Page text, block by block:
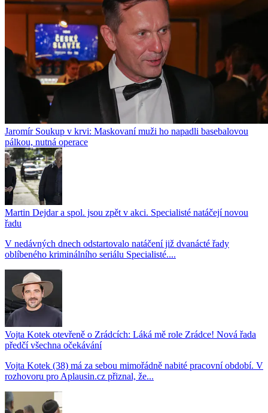
Jaromír Soukup v krvi: Maskovaní muži ho napadli basebalovou
pálkou, nutná operace
Martin Dejdar a spol. jsou zpět v akci. Specialisté natáčejí novou
řadu
V nedávných dnech odstartovalo natáčení již dvanácté řady
oblíbeného kriminálního seriálu Specialisté....
Vojta Kotek otevřeně o Zrádcích: Láká mě role Zrádce! Nová řada
předčí všechna očekávání
Vojta Kotek (38) má za sebou mimořádně nabité pracovní období. V
rozhovoru pro Aplausin.cz přiznal, že...